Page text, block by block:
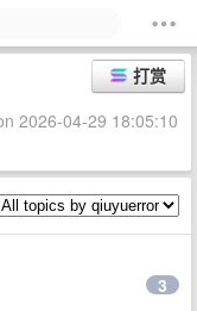
打赏
2026-04-29 18:05:10
3